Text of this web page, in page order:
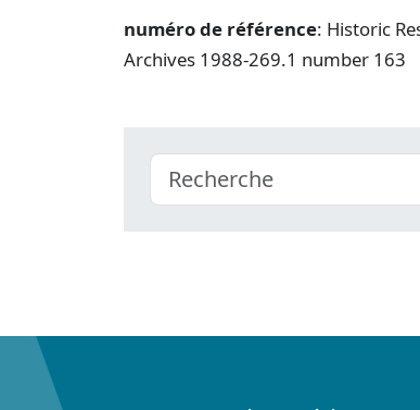
numéro de référence: Historic
Archives 1988-269.1 number 163